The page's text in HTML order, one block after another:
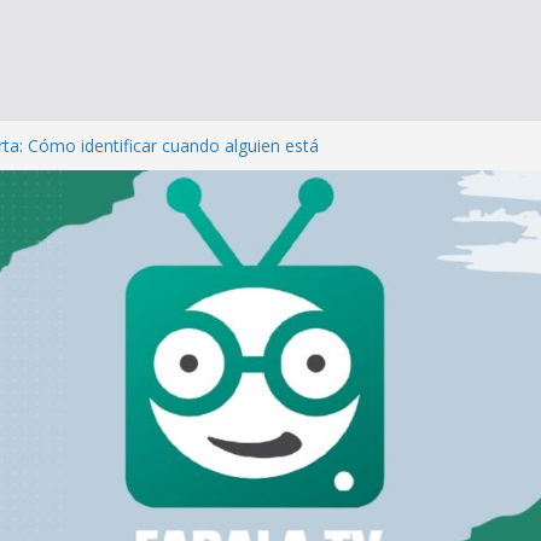
Andrés Caniulef a los 48 años
Cómo identificar cuando alguien está
día de los enamorados: Cómo San Valentín
a quien está sin pareja
las uñas?
Cuando el dolor emocional se disfraza